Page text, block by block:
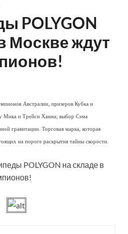
POLYGON
Москве ждут
Австралии, призеров Кубка и
Мика и Трейси Ханна; выбор Сэма
гравитации. Торговая марка, которая
на пороге раскрытия тайны скорости.
POLYGON на складе в